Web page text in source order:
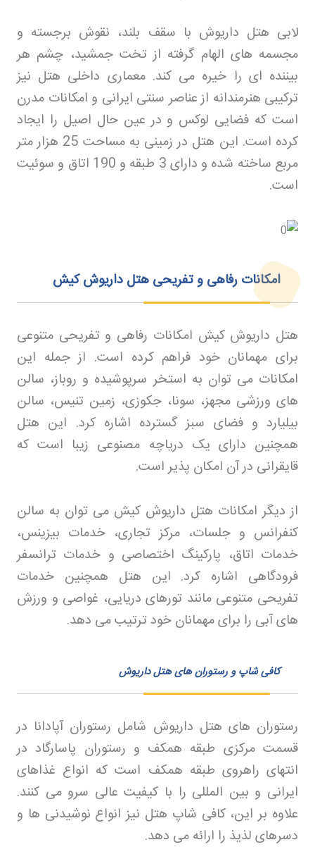
لابی هتل داریوش با سقف بلند، نقوش برجسته و
مجسمه های الهام گرفته از تخت جمشید، چشم هر
بیننده ای را خیره می کند. معماری داخلی هتل نیز
ترکیبی هنرمندانه از عناصر سنتی ایرانی و امکانات مدرن
است که فضایی لوکس و در عین حال اصیل را ایجاد
کرده است. این هتل در زمینی به مساحت 25 هزار متر
مربع ساخته شده و دارای 3 طبقه و 190 اتاق و سوئیت
است.
امکانات رفاهی و تفریحی هتل داریوش کیش
هتل داریوش کیش امکانات رفاهی و تفریحی متنوعی
برای مهمانان خود فراهم کرده است. از جمله این
امکانات می توان به استخر سرپوشیده و روباز، سالن
های ورزشی مجهز، سونا، جکوزی، زمین تنیس، سالن
بیلیارد و فضای سبز گسترده اشاره کرد. این هتل
همچنین دارای یک دریاچه مصنوعی زیبا است که
قایقرانی در آن امکان پذیر است.
از دیگر امکانات هتل داریوش کیش می توان به سالن
کنفرانس و جلسات، مرکز تجاری، خدمات بیزینس،
خدمات اتاق، پارکینگ اختصاصی و خدمات ترانسفر
فرودگاهی اشاره کرد. این هتل همچنین خدمات
تفریحی متنوعی مانند تورهای دریایی، غواصی و ورزش
های آبی را برای مهمانان خود ترتیب می دهد.
کافی شاپ و رستوران های هتل داریوش
رستوران های هتل داریوش شامل رستوران آپادانا در
قسمت مرکزی طبقه همکف و رستوران پاسارگاد در
انتهای راهروی طبقه همکف است که انواع غذاهای
ایرانی و بین المللی را با کیفیت عالی سرو می کنند.
علاوه بر این، کافی شاپ هتل نیز انواع نوشیدنی ها و
دسرهای لذیذ را ارائه می دهد.